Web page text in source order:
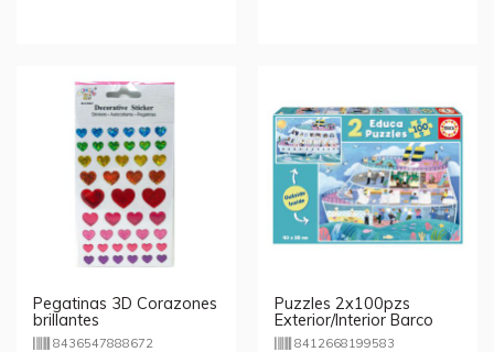
Pegatinas 3D Corazones
brillantes
8436547888672
Puzzles 2x100pzs
Exterior/Interior Barco
8412668199583